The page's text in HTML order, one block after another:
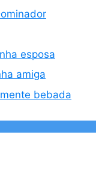
esposa
amiga
bebada